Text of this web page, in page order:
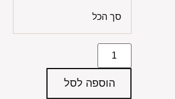
סך הכל
הוספה לסל